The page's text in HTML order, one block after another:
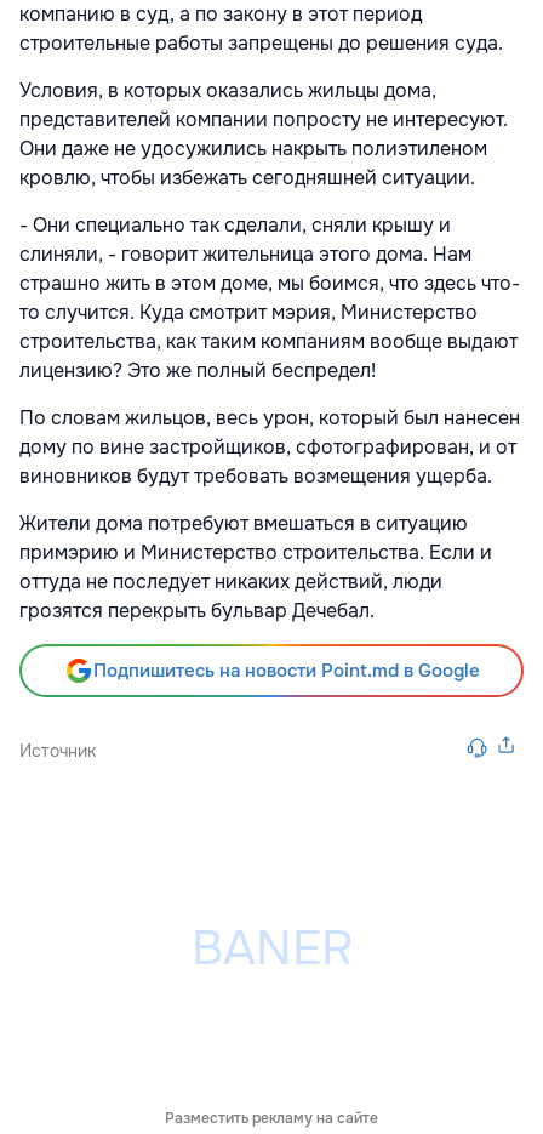
компанию в суд, а по закону в этот период
строительные работы запрещены до решения суда.
Условия, в которых оказались жильцы дома,
представителей компании попросту не интересуют.
Они даже не удосужились накрыть полиэтиленом
кровлю, чтобы избежать сегодняшней ситуации.
- Они специально так сделали, сняли крышу и
слиняли, - говорит жительница этого дома. Нам
страшно жить в этом доме, мы боимся, что здесь что-
то случится. Куда смотрит мэрия, Министерство
строительства, как таким компаниям вообще выдают
лицензию? Это же полный беспредел!
По словам жильцов, весь урон, который был нанесен
дому по вине застройщиков, сфотографирован, и от
виновников будут требовать возмещения ущерба.
Жители дома потребуют вмешаться в ситуацию
примэрию и Министерство строительства. Если и
оттуда не последует никаких действий, люди
грозятся перекрыть бульвар Дечебал.
Подпишитесь на новости Point.md в Google
Источник
Разместить рекламу на сайте